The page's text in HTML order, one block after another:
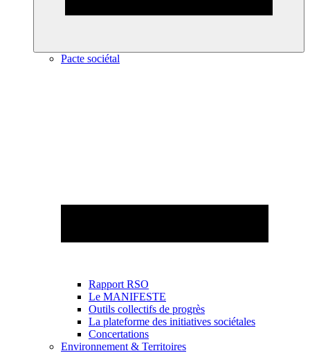
Pacte sociétal
Rapport RSO
Le MANIFESTE
Outils collectifs de progrès
La plateforme des initiatives sociétales
Concertations
Environnement & Territoires